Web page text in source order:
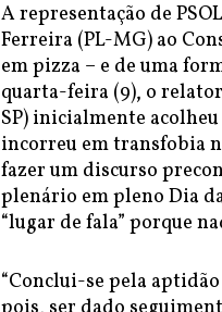
A representação de
Ferreira (PL-MG) ao
em pizza – e de uma
quarta-feira (9), o
SP) inicialmente
incorreu em transfobia
fazer um discurso
plenário em pleno Dia
“lugar de fala” porque
“Conclui-se pela